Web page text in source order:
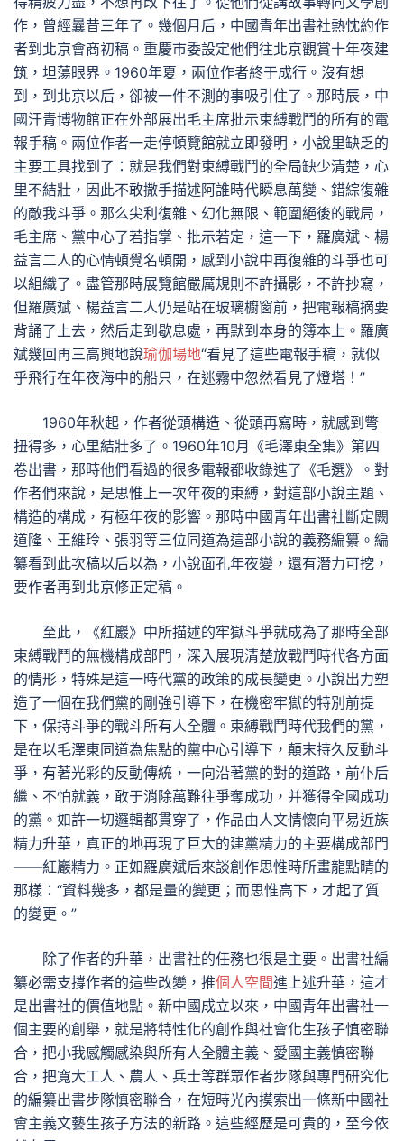
作，曾經曩昔三年了。幾個月后，中國青年出書社熱忱約作
者到北京會商初稿。重慶市委設定他們往北京觀賞十年夜建
筑，坦蕩眼界。1960年夏，兩位作者終于成行。沒有想
到，到北京以后，卻被一件不測的事吸引住了。那時辰，中
國汗青博物館正在外部展出毛主席批示束縛戰鬥的所有的電
報手稿。兩位作者一走停頓覽館就立即發明，小說里缺乏的
主要工具找到了：就是我們對束縛戰鬥的全局缺少清楚，心
里不結壯，因此不敢撒手描述阿誰時代瞬息萬變、錯綜復雜
的敵我斗爭。那么尖利復雜、幻化無限、範圍絕後的戰局，
毛主席、黨中心了若指掌、批示若定，這一下，羅廣斌、楊
益言二人的心情頓覺名頓開，感到小說中再復雜的斗爭也可
以組織了。盡管那時展覽館嚴厲規則不許攝影，不許抄寫，
但羅廣斌、楊益言二人仍是站在玻璃櫥窗前，把電報稿摘要
背誦了上去，然后走到歇息處，再默到本身的簿本上。羅廣
斌幾回再三高興地說瑜伽場地“看見了這些電報手稿，就似
乎飛行在年夜海中的船只，在迷霧中忽然看見了燈塔！”
1960年秋起，作者從頭構造、從頭再寫時，就感到彆
扭得多，心里結壯多了。1960年10月《毛澤東全集》第四
卷出書，那時他們看過的很多電報都收錄進了《毛選》。對
作者們來說，是思惟上一次年夜的束縛，對這部小說主題、
構造的構成，有極年夜的影響。那時中國青年出書社斷定闕
道隆、王維玲、張羽等三位同道為這部小說的義務編纂。編
纂看到此次稿以后以為，小說面孔年夜變，還有潛力可挖，
要作者再到北京修正定稿。
至此，《紅巖》中所描述的牢獄斗爭就成為了那時全部
束縛戰鬥的無機構成部門，深入展現清楚放戰鬥時代各方面
的情形，特殊是這一時代黨的政策的成長變更。小說出力塑
造了一個在我們黨的剛強引導下，在機密牢獄的特別前提
下，保持斗爭的戰斗所有人全體。束縛戰鬥時代我們的黨，
是在以毛澤東同道為焦點的黨中心引導下，顛末持久反動斗
爭，有著光彩的反動傳統，一向沿著黨的對的道路，前仆后
繼、不怕就義，敢于消除萬難往爭奪成功，并獲得全國成功
的黨。如許一切邏輯都貫穿了，作品由人文情懷向平易近族
精力升華，真正的地再現了巨大的建黨精力的主要構成部門
——紅巖精力。正如羅廣斌后來談創作思惟時所畫龍點睛的
那樣：“資料幾多，都是量的變更；而思惟高下，才起了質
的變更。”
除了作者的升華，出書社的任務也很是主要。出書社編
纂必需支撐作者的這些改變，推個人空間進上述升華，這才
是出書社的價值地點。新中國成立以來，中國青年出書社一
個主要的創舉，就是將特性化的創作與社會化生孩子慎密聯
合，把小我感觸感染與所有人全體主義、愛國主義慎密聯
合，把寬大工人、農人、兵士等群眾作者步隊與專門研究化
的編纂出書步隊慎密聯合，在短時光內摸索出一條新中國社
會主義文藝生孩子方法的新路。這些經歷是可貴的，至今依